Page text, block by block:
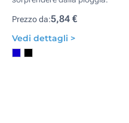
Prezzo da:5,84 €
Vedi dettagli >